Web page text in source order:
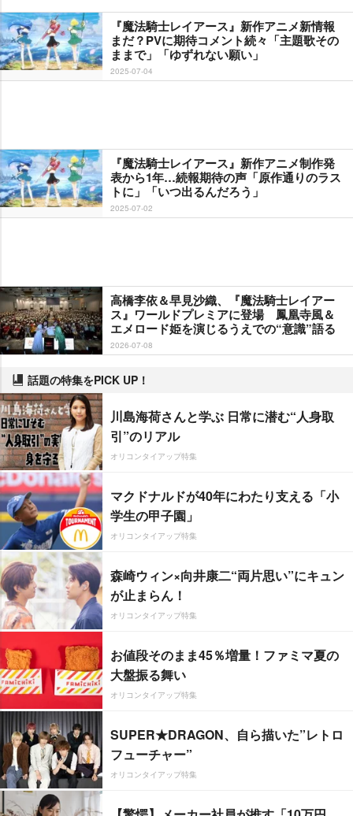
『魔法騎士レイアース』新作アニメ新情報
まだ？PVに期待コメント続々「主題歌その
ままで」「ゆずれない願い」
2025-07-04
『魔法騎士レイアース』新作アニメ制作発
表から1年…続報期待の声「原作通りのラス
トに」「いつ出るんだろう」
2025-07-02
高橋李依＆早見沙織、『魔法騎士レイアー
ス』ワールドプレミアに登場 鳳凰寺風＆
エメロード姫を演じるうえでの“意識”語る
2026-07-08
話題の特集をPICK UP！
川島海荷さんと学ぶ 日常に潜む“人身取
引”のリアル
オリコンタイアップ特集
マクドナルドが40年にわたり支える「小
学生の甲子園」
オリコンタイアップ特集
森崎ウィン×向井康二“両片思い”にキュン
が止まらん！
オリコンタイアップ特集
お値段そのまま45％増量！ファミマ夏の
大盤振る舞い
オリコンタイアップ特集
SUPER★DRAGON、自ら描いた”レトロ
フューチャー”
オリコンタイアップ特集